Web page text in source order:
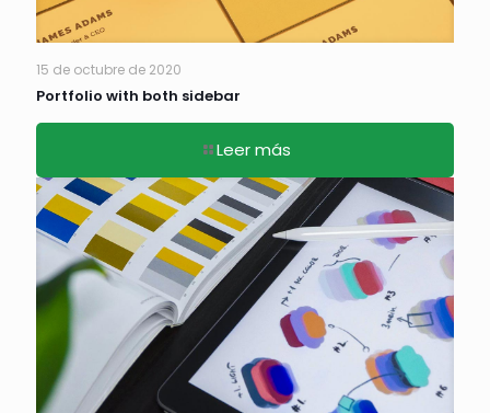
15 de octubre de 2020
Portfolio with both sidebar
Leer más